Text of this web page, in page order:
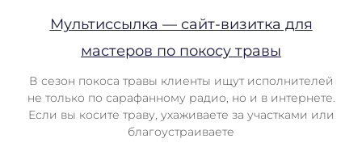
Мультиссылка — сайт-визитка для
мастеров по покосу травы
В сезон покоса травы клиенты ищут исполнителей
не только по сарафанному радио, но и в интернете.
Если вы косите траву, ухаживаете за участками или
благоустраиваете